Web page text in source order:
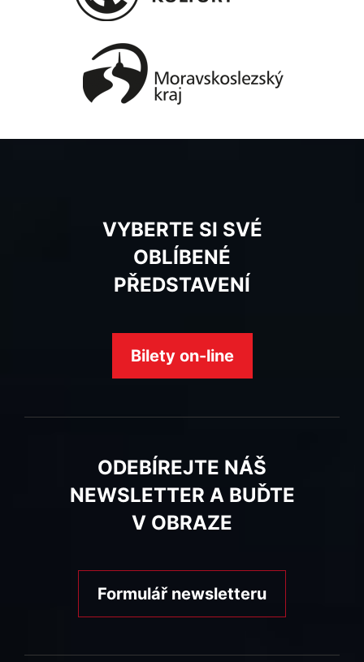
VYBERTE SI SVÉ
OBLÍBENÉ
PŘEDSTAVENÍ
Bilety on-line
ODEBÍREJTE NÁŠ
NEWSLETTER A BUĎTE
V OBRAZE
Formulář newsletteru